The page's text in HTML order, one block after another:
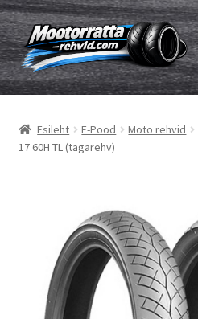
Liigu
navigeerimisele
Liigu
sisu
juurde
Rehvid
Sisekumm
Rehvid info
Brändid
Testid
Esileht E-Pood Moto rehvid
17 60H TL (tagarehv)